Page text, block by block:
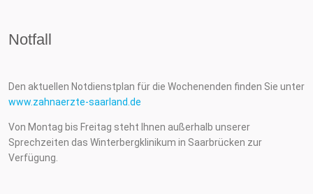
Notfall
Den aktuellen Notdienstplan für die Wochenenden finden Sie unter
www.zahnaerzte-saarland.de
Von Montag bis Freitag steht Ihnen außerhalb unserer
Sprechzeiten das Winterbergklinikum in Saarbrücken zur
Verfügung.